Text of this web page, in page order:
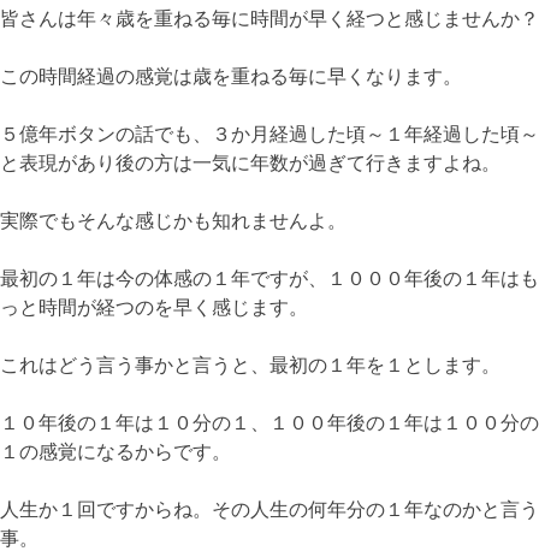
皆さんは年々歳を重ねる毎に時間が早く経つと感じませんか？
この時間経過の感覚は歳を重ねる毎に早くなります。
５億年ボタンの話でも、３か月経過した頃～１年経過した頃～
と表現があり後の方は一気に年数が過ぎて行きますよね。
実際でもそんな感じかも知れませんよ。
最初の１年は今の体感の１年ですが、１０００年後の１年はも
っと時間が経つのを早く感じます。
これはどう言う事かと言うと、最初の１年を１とします。
１０年後の１年は１０分の１、１００年後の１年は１００分の
１の感覚になるからです。
人生か１回ですからね。その人生の何年分の１年なのかと言う
事。